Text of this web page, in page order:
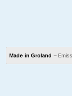
Made in Groland –